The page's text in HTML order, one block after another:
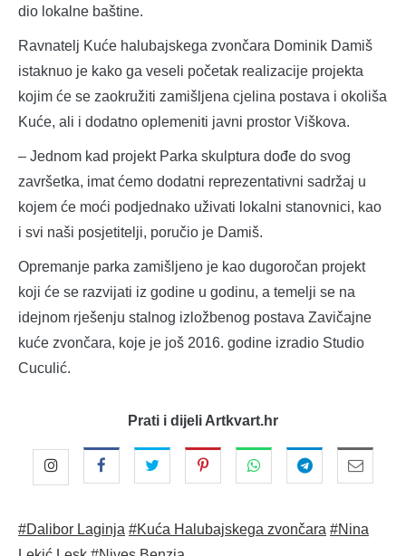
dio lokalne baštine.
Ravnatelj Kuće halubajskega zvončara Dominik Damiš
istaknuo je kako ga veseli početak realizacije projekta
kojim će se zaokružiti zamišljena cjelina postava i okoliša
Kuće, ali i dodatno oplemeniti javni prostor Viškova.
– Jednom kad projekt Parka skulptura dođe do svog
završetka, imat ćemo dodatni reprezentativni sadržaj u
kojem će moći podjednako uživati lokalni stanovnici, kao
i svi naši posjetitelji, poručio je Damiš.
Opremanje parka zamišljeno je kao dugoročan projekt
koji će se razvijati iz godine u godinu, a temelji se na
idejnom rješenju stalnog izložbenog postava Zavičajne
kuće zvončara, koje je još 2016. godine izradio Studio
Cuculić.
Prati i dijeli Artkvart.hr
#Dalibor Laginja #Kuća Halubajskega zvončara #Nina